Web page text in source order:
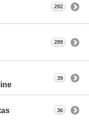
292
289
39
36